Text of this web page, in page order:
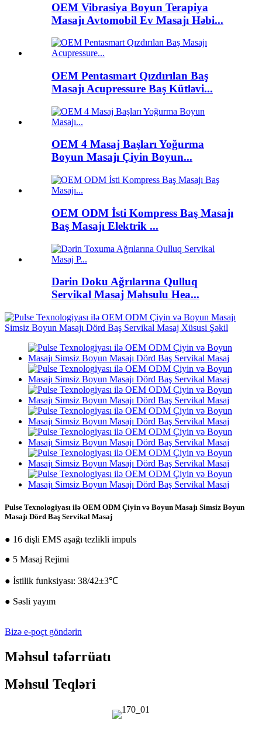
OEM Vibrasiya Boyun Terapiya
Masajı Avtomobil Ev Masajı Həbi...
OEM Pentasmart Qızdırılan Baş
Masajı Acupressure Baş Kütləvi...
OEM 4 Masaj Başları Yoğurma
Boyun Masajı Çiyin Boyun...
OEM ODM İsti Kompress Baş Masajı
Baş Masajı Elektrik ...
Dərin Doku Ağrılarına Qulluq
Servikal Masaj Məhsulu Hea...
Pulse Texnologiyası ilə OEM ODM Çiyin və Boyun Masajı Simsiz Boyun
Masajı Dörd Baş Servikal Masaj
● 16 dişli EMS aşağı tezlikli impuls
● 5 Masaj Rejimi
● İstilik funksiyası: 38/42±3℃
● Səsli yayım
Bizə e-poçt göndərin
Məhsul təfərrüatı
Məhsul Teqləri